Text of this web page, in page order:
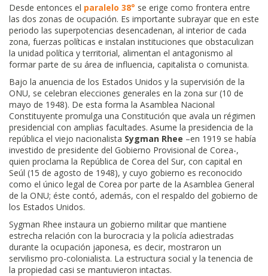
Desde entonces el paralelo 38° se erige como frontera entre
las dos zonas de ocupación. Es importante subrayar que en este
periodo las superpotencias desencadenan, al interior de cada
zona, fuerzas políticas e instalan instituciones que obstaculizan
la unidad política y territorial, alimentan el antagonismo al
formar parte de su área de influencia, capitalista o comunista.
Bajo la anuencia de los Estados Unidos y la supervisión de la
ONU, se celebran elecciones generales en la zona sur (10 de
mayo de 1948). De esta forma la Asamblea Nacional
Constituyente promulga una Constitución que avala un régimen
presidencial con amplias facultades. Asume la presidencia de la
república el viejo nacionalista Sygman Rhee –en 1919 se había
investido de presidente del Gobierno Provisional de Corea-,
quien proclama la República de Corea del Sur, con capital en
Seúl (15 de agosto de 1948), y cuyo gobierno es reconocido
como el único legal de Corea por parte de la Asamblea General
de la ONU; éste contó, además, con el respaldo del gobierno de
los Estados Unidos.
Sygman Rhee instaura un gobierno militar que mantiene
estrecha relación con la burocracia y la policía adiestradas
durante la ocupación japonesa, es decir, mostraron un
servilismo pro-colonialista. La estructura social y la tenencia de
la propiedad casi se mantuvieron intactas.